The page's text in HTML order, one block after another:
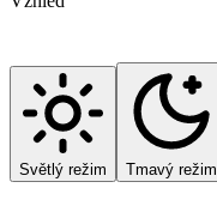
Světlý režim Tmavý režim